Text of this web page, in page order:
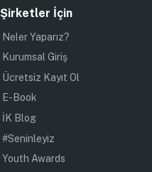
Şirketler İçin
Neler Yaparız?
Kurumsal Giriş
Ücretsiz Kayıt Ol
E-Book
İK Blog
#Seninleyiz
Youth Awards